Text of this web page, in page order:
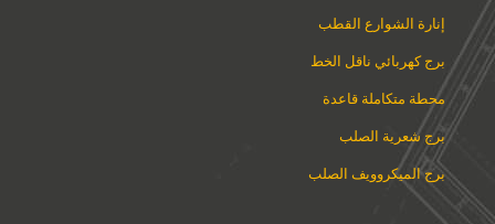
إنارة الشوارع القطب
برج كهربائي ناقل الخط
محطة متكاملة قاعدة
برج شعرية الصلب
برج الميكروويف الصلب